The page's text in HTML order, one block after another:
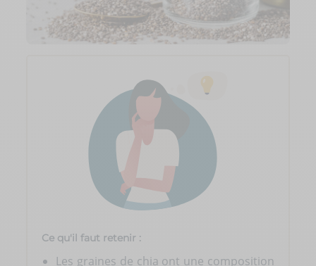
Ce qu'il faut retenir :
Les graines de chia ont une composition